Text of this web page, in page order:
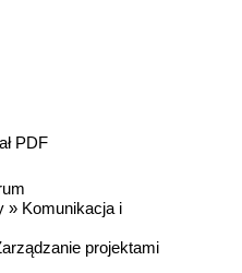
PDF
» Komunikacja i
projektami